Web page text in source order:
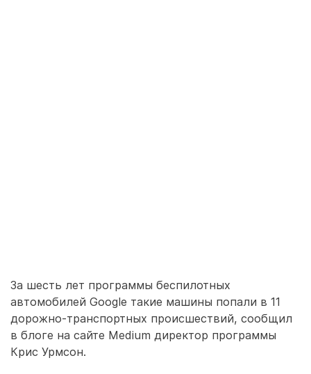
За шесть лет программы беспилотных
автомобилей Google такие машины попали в 11
дорожно-транспортных происшествий, сообщил
в блоге на сайте Medium директор программы
Крис Урмсон.